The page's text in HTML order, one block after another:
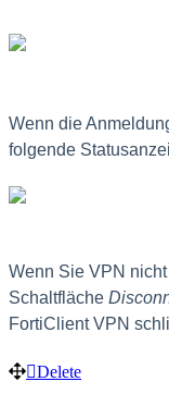
Wenn die
folgende
Wenn Sie VPN
Schaltfläche
FortiClient VPN
Delete